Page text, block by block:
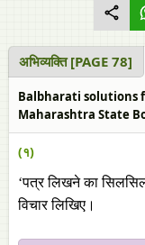
अभिव्यक्ति [PAGE 78]
Balbharati solutions
Maharashtra State
(१)
‘पत्र लिखने का
विचार लिखिए।